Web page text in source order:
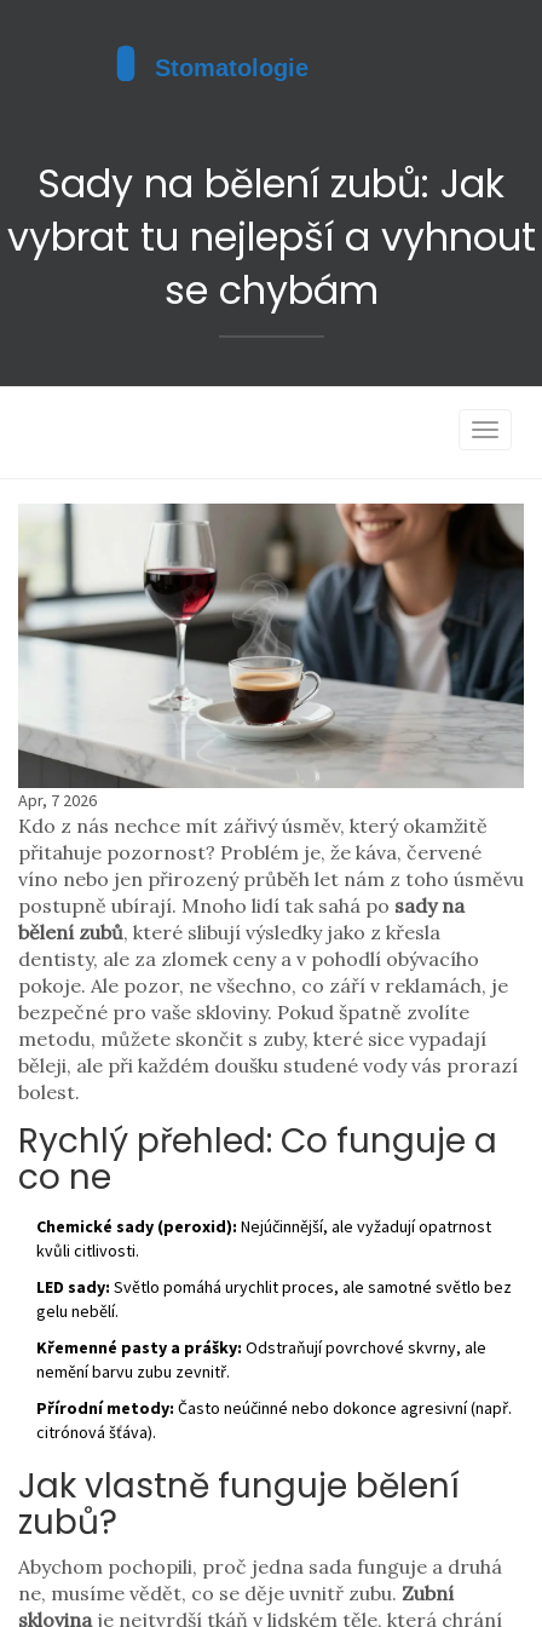
Sady na bělení zubů: Jak
vybrat tu nejlepší a vyhnout
se chybám
Toggle
Apr, 7 2026
Kdo z nás nechce mít zářivý úsměv, který okamžitě
přitahuje pozornost? Problém je, že káva, červené
víno nebo jen přirozený průběh let nám z toho úsměvu
postupně ubírají. Mnoho lidí tak sahá po sady na
bělení zubů, které slibují výsledky jako z křesla
dentisty, ale za zlomek ceny a v pohodlí obývacího
pokoje. Ale pozor, ne všechno, co září v reklamách, je
bezpečné pro vaše skloviny. Pokud špatně zvolíte
metodu, můžete skončit s zuby, které sice vypadají
běleji, ale při každém doušku studené vody vás prorazí
bolest.
Rychlý přehled: Co funguje a
co ne
Chemické sady (peroxid): Nejúčinnější, ale vyžadují opatrnost
kvůli citlivosti.
LED sady: Světlo pomáhá urychlit proces, ale samotné světlo bez
gelu nebělí.
Křemenné pasty a prášky: Odstraňují povrchové skvrny, ale
nemění barvu zubu zevnitř.
Přírodní metody: Často neúčinné nebo dokonce agresivní (např.
citrónová šťáva).
Jak vlastně funguje bělení
zubů?
Abychom pochopili, proč jedna sada funguje a druhá
ne, musíme vědět, co se děje uvnitř zubu. Zubní
sklovinaje nejtvrdší tkáň v lidském těle, která chrání